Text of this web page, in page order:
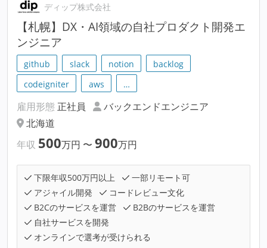
ディップ株式会社
【札幌】DX・AI領域の自社プロダクト開発エ
ンジニア
github slack notion
backlog
codeigniter
aws …
雇用形態 正社員
バックエンドエンジニア
北海道
年収 500万円 〜 900万円
下限年収500万円以上
一部リモート可
アジャイル開発
コードレビュー文化
B2Cのサービスを運営
B2Bのサービスを運営
自社サービスを開発
オンラインで選考が受けられる